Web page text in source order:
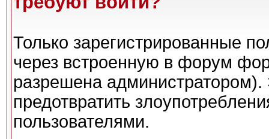
Только зарегистрированные
через встроенную в форум
разрешена
предотвратить
пользователями.